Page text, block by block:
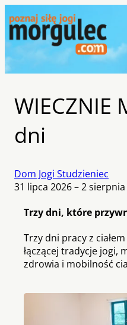
WIECZNIE
dni
Dom Jogi Studzieniec
31 lipca 2026 – 2
Trzy dni, które
Trzy dni pracy z
łączącej tradycje jogi,
zdrowia i mobilność